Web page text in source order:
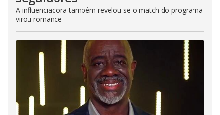
A influenciadora também revelou se o match do programa
virou romance